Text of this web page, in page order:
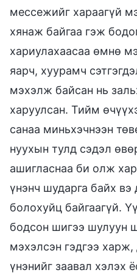
мессежийг хараагүй
хянаж байгаа гэж
хариулахаасаа өмнө
яарч, хуурамч
мэхэлж байсан нь
харуулсан. Тийм
санаа миньхэчнээн
нуухын тулд сэдэл
ашигласнаа би олж
үнэнч шударга байх вэ
болохуйц байгаагүй.
бодсон шигээ шулуун
мэхэлсэн гэдгээ
үнэнийг заавал хэлэх